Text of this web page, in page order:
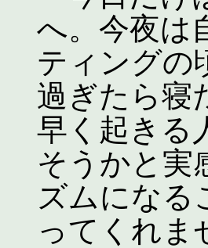
へ。今夜は
ティングの
過ぎたら寝
早く起きる
そうかと実
ズムになる
ってくれま